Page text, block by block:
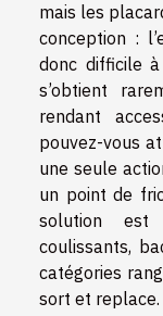
mais les
conception :
donc difficile
s’obtient
rendant
pouvez-vous
une seule
un point de
solution est
coulissants,
catégories
sort et replace.